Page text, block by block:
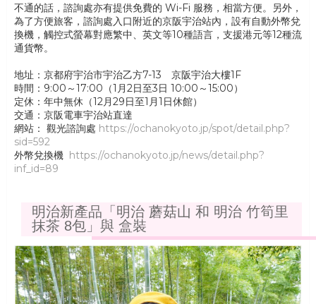
不通的話，諮詢處亦有提供免費的 Wi-Fi 服務，相當方便。另外，
為了方便旅客，諮詢處入口附近的京阪宇治站內，設有自動外幣兌
換機，觸控式螢幕對應繁中、英文等10種語言，支援港元等12種流
通貨幣。
地址：京都府宇治市宇治乙方7-13 京阪宇治大樓1F
時間：9:00～17:00（1月2日至3日 10:00～15:00）
定休：年中無休（12月29日至1月1日休館）
交通：京阪電車宇治站直達
網站： 觀光諮詢處 https://ochanokyoto.jp/spot/detail.php?
sid=592
外幣兌換機 https://ochanokyoto.jp/news/detail.php?
inf_id=89
明治新產品「明治 蘑菇山 和 明治 竹筍里
抹茶 8包」與 盒裝